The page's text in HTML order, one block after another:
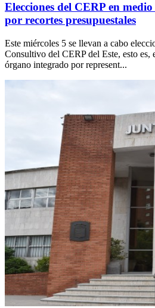
Elecciones del CERP en
por recortes presupuestales
Este miércoles 5 se llevan a cabo
Consultivo del CERP del Este, esto es,
órgano integrado por represent...